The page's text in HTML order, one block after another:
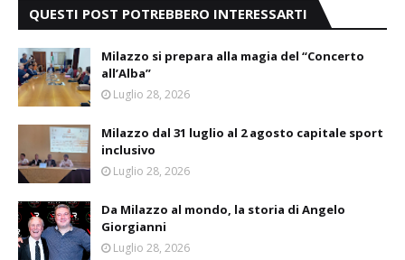
QUESTI POST POTREBBERO INTERESSARTI
Milazzo si prepara alla magia del “Concerto
all’Alba”
Luglio 28, 2026
Milazzo dal 31 luglio al 2 agosto capitale sport
inclusivo
Luglio 28, 2026
Da Milazzo al mondo, la storia di Angelo
Giorgianni
Luglio 28, 2026